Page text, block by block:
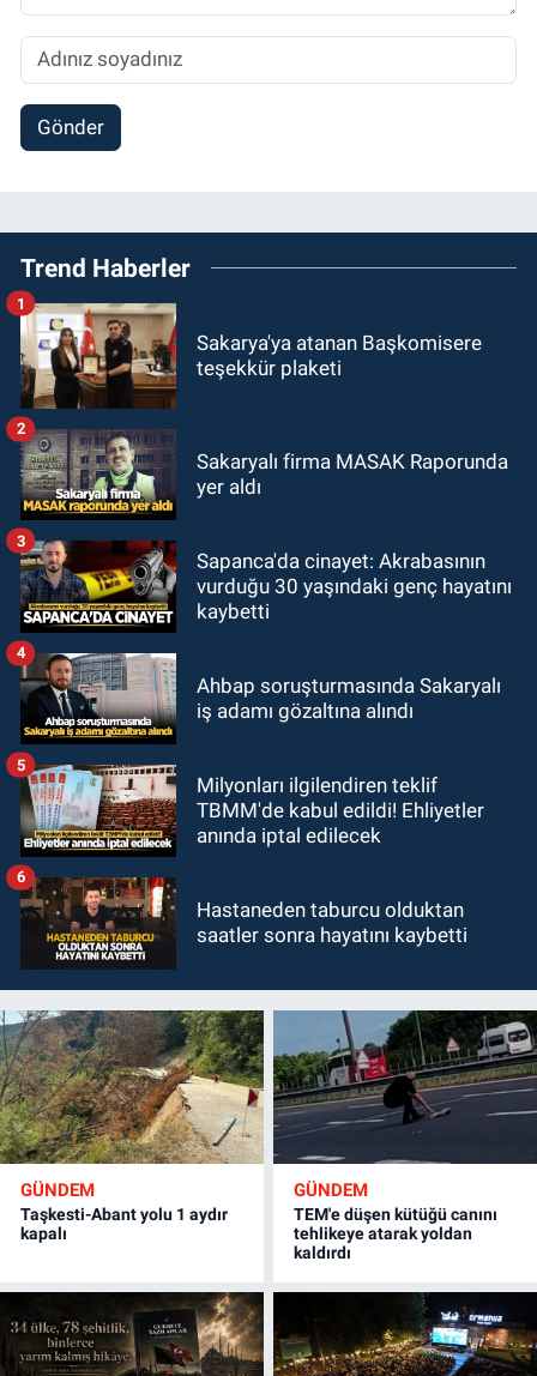
Gönder
Trend Haberler
Sakarya'ya atanan Başkomisere
teşekkür plaketi
1
Sakaryalı firma MASAK Raporunda
yer aldı
2
Sapanca'da cinayet: Akrabasının
vurduğu 30 yaşındaki genç hayatını
kaybetti
3
Ahbap soruşturmasında Sakaryalı
iş adamı gözaltına alındı
4
Milyonları ilgilendiren teklif
TBMM'de kabul edildi! Ehliyetler
anında iptal edilecek
5
Hastaneden taburcu olduktan
saatler sonra hayatını kaybetti
6
GÜNDEM
Taşkesti-Abant yolu 1 aydır
kapalı
GÜNDEM
TEM'e düşen kütüğü canını
tehlikeye atarak yoldan
kaldırdı